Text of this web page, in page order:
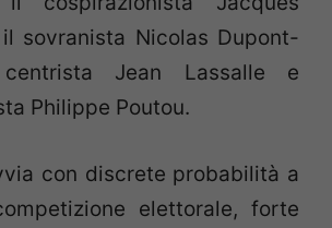
sovranista Nicolas Dupont-
Jean Lassalle e
Philippe Poutou.
con discrete probabilità a
elettorale, forte